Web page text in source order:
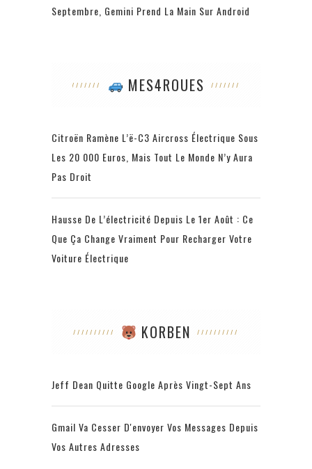
Septembre, Gemini Prend La Main Sur Android
MES4ROUES
Citroën Ramène L’ë-C3 Aircross Électrique Sous
Les 20 000 Euros, Mais Tout Le Monde N’y Aura
Pas Droit
Hausse De L’électricité Depuis Le 1er Août : Ce
Que Ça Change Vraiment Pour Recharger Votre
Voiture Électrique
KORBEN
Jeff Dean Quitte Google Après Vingt-Sept Ans
Gmail Va Cesser D'envoyer Vos Messages Depuis
Vos Autres Adresses